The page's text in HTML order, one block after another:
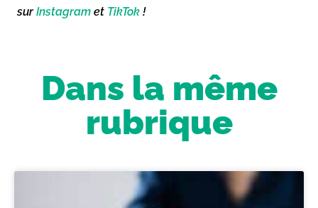
surInstagram et TikTok !
Dans la même
rubrique